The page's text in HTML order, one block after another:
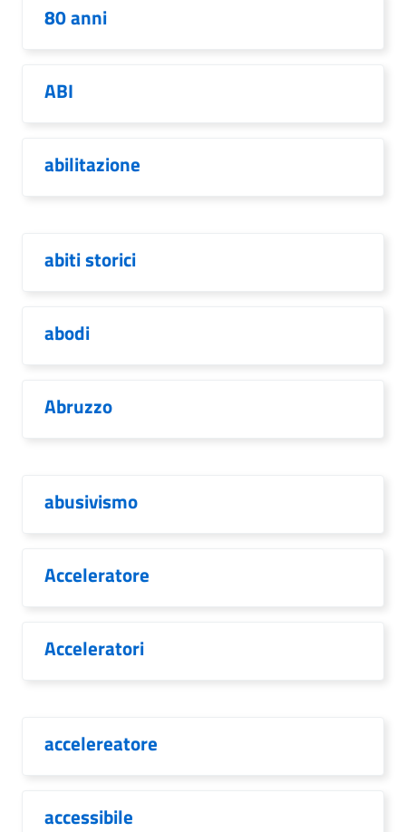
80 anni
ABI
abilitazione
abiti storici
abodi
Abruzzo
abusivismo
Acceleratore
Acceleratori
accelereatore
accessibile